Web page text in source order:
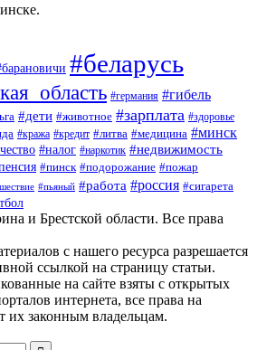
#беларусь
#германия #гибель
#дети #животное #зарплата #здоровье
#кража #кредит #литва #медицина #минск
#налог #наркотик #недвижимость
#пинск #подорожание #пожар
#пьяный #работа #россия #сигарета
и Брестской области. Все права
с нашего ресурса разрешается
ссылкой на страницу статьи.
на сайте взяты с открытых
интернета, все права на
их законным владельцам.